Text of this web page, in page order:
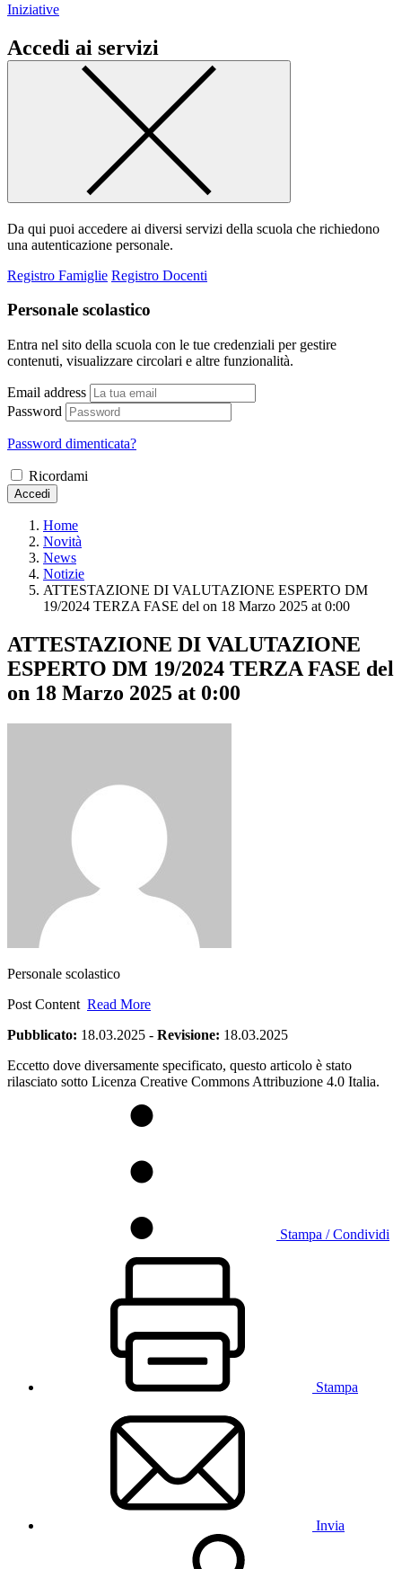
Iniziative
Accedi ai servizi
Da qui puoi accedere ai diversi servizi della scuola che richiedono
una autenticazione personale.
Registro Famiglie Registro Docenti
Personale scolastico
Entra nel sito della scuola con le tue credenziali per gestire
contenuti, visualizzare circolari e altre funzionalità.
Email address
Password
Password dimenticata?
Ricordami
Accedi
Home
Novità
News
Notizie
ATTESTAZIONE DI VALUTAZIONE ESPERTO DM
19/2024 TERZA FASE del ​on 18 Marzo 2025 at 0:00
ATTESTAZIONE DI VALUTAZIONE
ESPERTO DM 19/2024 TERZA FASE del
​on 18 Marzo 2025 at 0:00
Personale scolastico
Post Content Read More
Pubblicato: 18.03.2025 - Revisione: 18.03.2025
Eccetto dove diversamente specificato, questo articolo è stato
rilasciato sotto Licenza Creative Commons Attribuzione 4.0 Italia.
Stampa / Condividi
Stampa
Invia